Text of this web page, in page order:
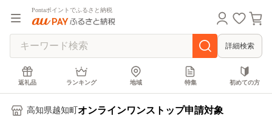
Pontaポイントでふるさと納税
詳細検索
返礼品 ランキング 地域 特集 初めての方
高知県越知町 オンラインワンストップ申請対象